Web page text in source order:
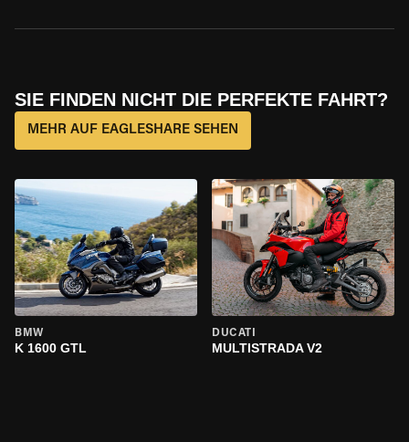
SIE FINDEN NICHT DIE PERFEKTE FAHRT?
MEHR AUF EAGLESHARE SEHEN
BMW
K 1600 GTL
DUCATI
MULTISTRADA V2